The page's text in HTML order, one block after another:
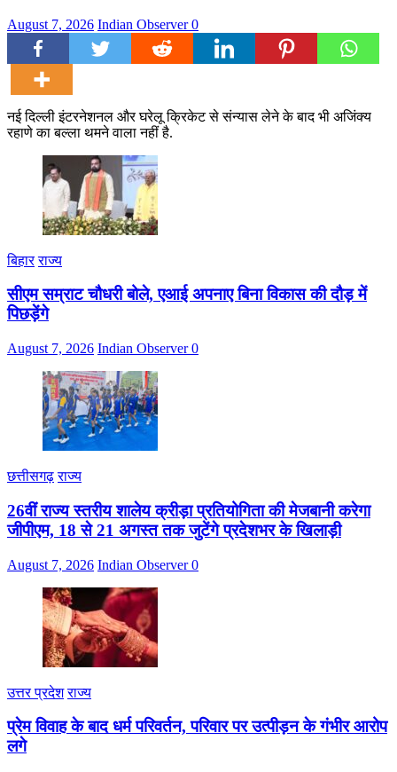
August 7, 2026 Indian Observer0
नई दिल्ली इंटरनेशनल और घरेलू क्रिकेट से संन्यास लेने के बाद भी अजिंक्य
रहाणे का बल्ला थमने वाला नहीं है.
बिहार राज्य
सीएम सम्राट चौधरी बोले, एआई अपनाए बिना विकास की दौड़ में
पिछड़ेंगे
August 7, 2026 Indian Observer0
छत्तीसगढ़ राज्य
26वीं राज्य स्तरीय शालेय क्रीड़ा प्रतियोगिता की मेजबानी करेगा
जीपीएम, 18 से 21 अगस्त तक जुटेंगे प्रदेशभर के खिलाड़ी
August 7, 2026 Indian Observer0
उत्तर प्रदेश राज्य
प्रेम विवाह के बाद धर्म परिवर्तन, परिवार पर उत्पीड़न के गंभीर आरोप
लगे